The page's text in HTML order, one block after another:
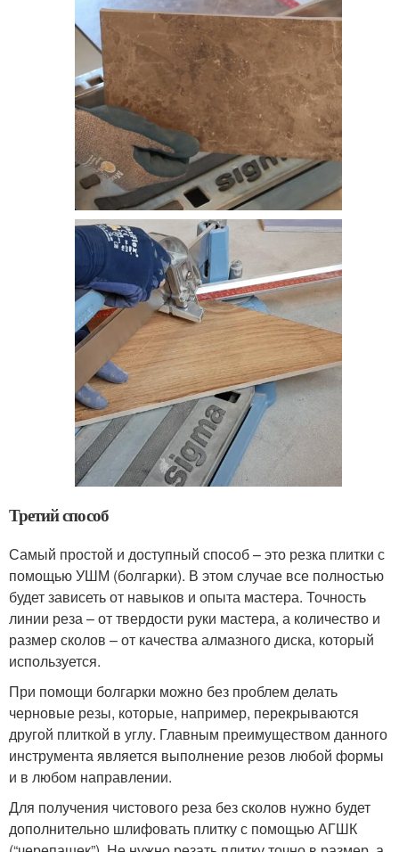
Третий способ
Самый простой и доступный способ – это резка плитки с
помощью УШМ (болгарки). В этом случае все полностью
будет зависеть от навыков и опыта мастера. Точность
линии реза – от твердости руки мастера, а количество и
размер сколов – от качества алмазного диска, который
используется.
При помощи болгарки можно без проблем делать
черновые резы, которые, например, перекрываются
другой плиткой в углу. Главным преимуществом данного
инструмента является выполнение резов любой формы
и в любом направлении.
Для получения чистового реза без сколов нужно будет
дополнительно шлифовать плитку с помощью АГШК